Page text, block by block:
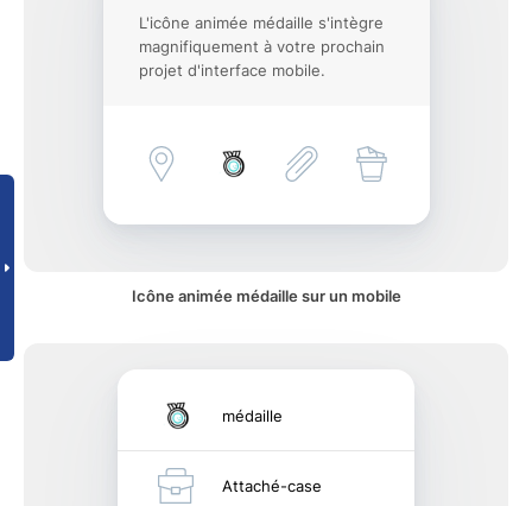
L'icône animée médaille s'intègre
magnifiquement à votre prochain
projet d'interface mobile.
Icône animée médaille sur un mobile
médaille
Attaché-case